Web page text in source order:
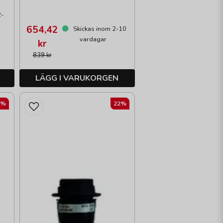
839 kr
654,42
kr
Skickas inom 2-10
vardagar
LÄGG I VARUKORGEN
22%